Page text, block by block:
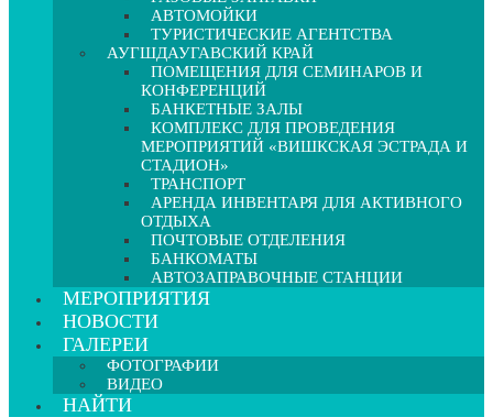
АВТОМОЙКИ
ТУРИСТИЧЕСКИЕ АГЕНТСТВА
АУГШДАУГАВСКИЙ КРАЙ
ПОМЕЩЕНИЯ ДЛЯ СЕМИНАРОВ И
КОНФЕРЕНЦИЙ
БАНКЕТНЫЕ ЗАЛЫ
КОМПЛЕКС ДЛЯ ПРОВЕДЕНИЯ
МЕРОПРИЯТИЙ «ВИШКСКАЯ ЭСТРАДА И
СТАДИОН»
ТРАНСПОРТ
АРЕНДА ИНВЕНТАРЯ ДЛЯ АКТИВНОГО
ОТДЫХА
ПОЧТОВЫЕ ОТДЕЛЕНИЯ
БАНКОМАТЫ
АВТОЗАПРАВОЧНЫЕ СТАНЦИИ
МЕРОПРИЯТИЯ
НОВОСТИ
ГАЛЕРЕИ
ФОТОГРАФИИ
ВИДЕО
НАЙТИ